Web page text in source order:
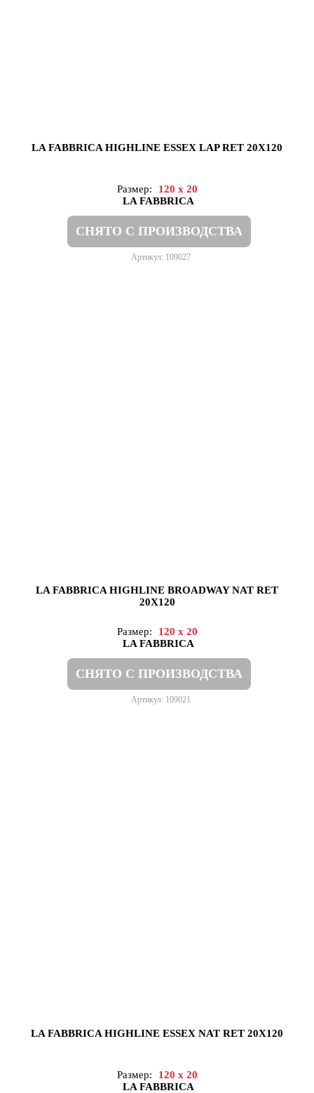
LA FABBRICA HIGHLINE ESSEX LAP RET 20X120
Размер:
120 x 20
LA FABBRICA
СНЯТО С ПРОИЗВОДСТВА
Артикул: 109027
LA FABBRICA HIGHLINE BROADWAY NAT RET
20X120
Размер:
120 x 20
LA FABBRICA
СНЯТО С ПРОИЗВОДСТВА
Артикул: 109021
LA FABBRICA HIGHLINE ESSEX NAT RET 20X120
Размер:
120 x 20
LA FABBRICA